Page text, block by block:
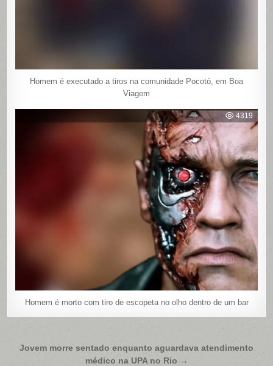
Homem é executado a tiros na comunidade Pocotó, em Boa
Viagem
4319
Homem é morto com tiro de escopeta no olho dentro de um bar
Navegação
Jovem morre sentado enquanto aguardava atendimento
médico na UPA no Rio →